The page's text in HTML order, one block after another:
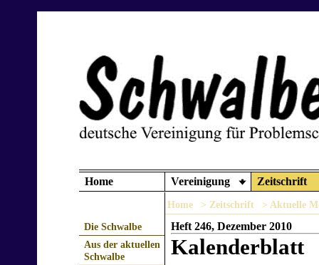
Home Vereinigung Zeitschrift
Die Schwalbe
Aus der aktuellen
Schwalbe
Home > Zeitschrift > Aktuelle
Heft 246, Dezember 2010
Kalenderblatt